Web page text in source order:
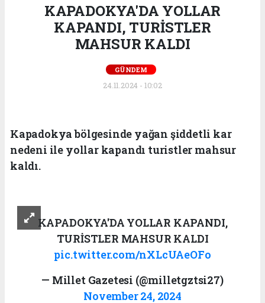
KAPADOKYA'DA YOLLAR
KAPANDI, TURİSTLER
MAHSUR KALDI
GÜNDEM
24.11.2024 - 10:02
Kapadokya bölgesinde yağan şiddetli kar
nedeni ile yollar kapandı turistler mahsur
kaldı.
KAPADOKYA'DA YOLLAR KAPANDI,
TURİSTLER MAHSUR KALDI
pic.twitter.com/nXLcUAeOFo
— Millet Gazetesi (@milletgztsi27)
November 24, 2024